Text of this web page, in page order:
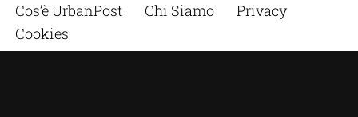
Cos’è UrbanPost Chi Siamo
Privacy
Cookies